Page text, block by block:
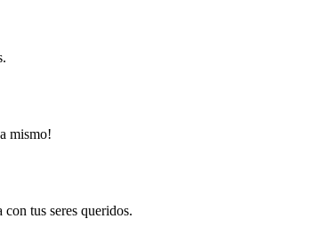
mismo!
tus seres queridos.